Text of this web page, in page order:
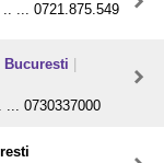
... 0721.875.549
Bucuresti
... 0730337000